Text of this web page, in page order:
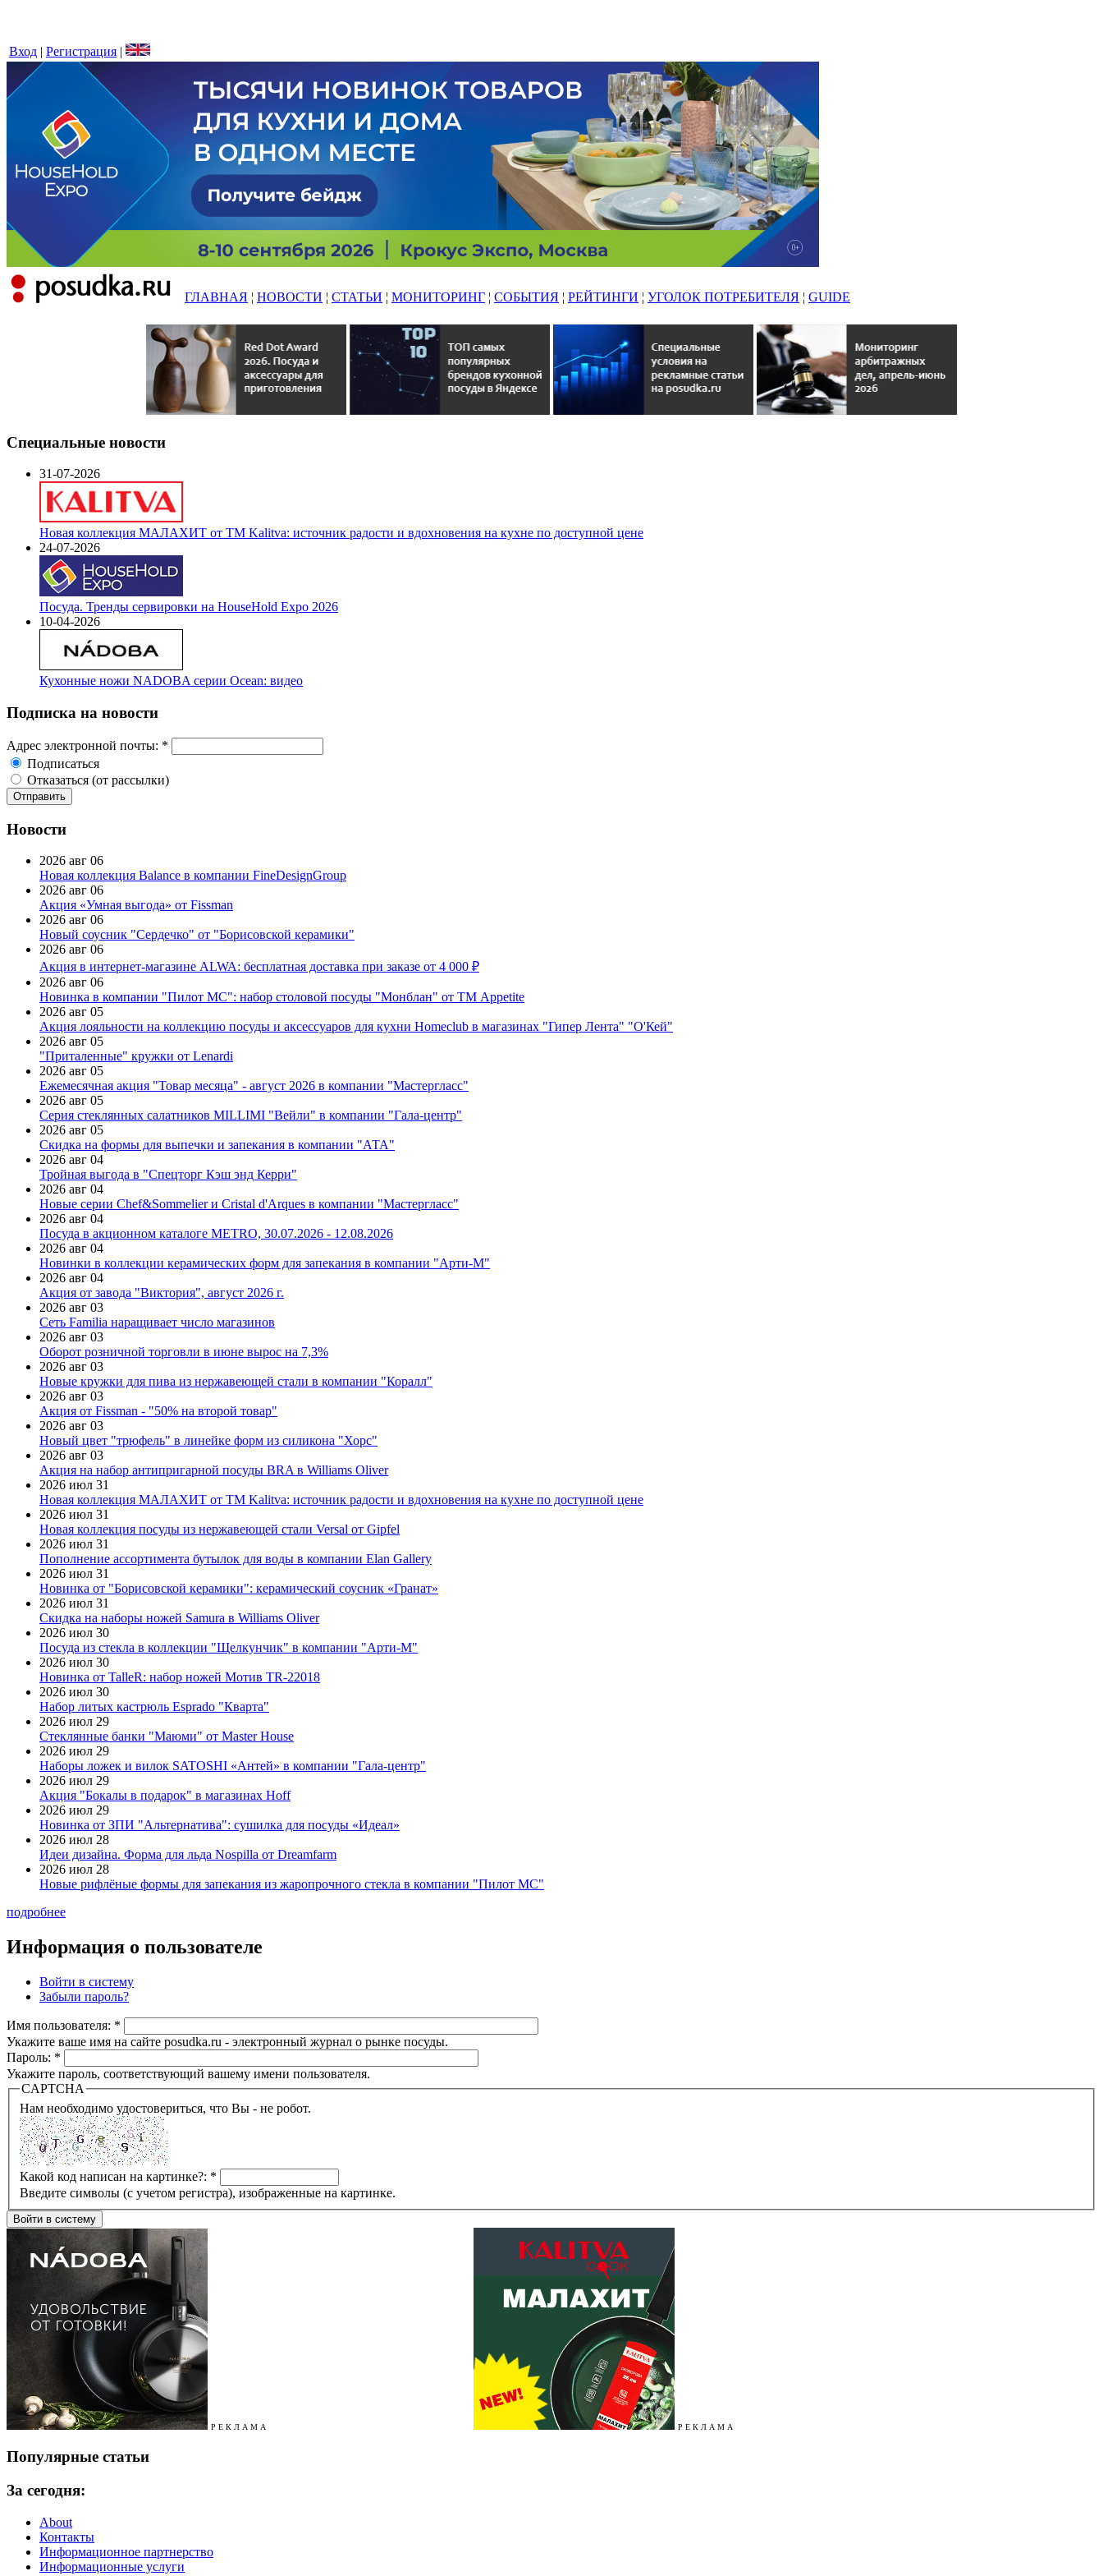
Вход | Регистрация |
ГЛАВНАЯ ¦ НОВОСТИ ¦ СТАТЬИ ¦ МОНИТОРИНГ ¦ СОБЫТИЯ ¦ РЕЙТИНГИ ¦ УГОЛОК ПОТРЕБИТЕЛЯ ¦ GUIDE
Специальные новости
31-07-2026
Новая коллекция МАЛАХИТ от ТМ Kalitva: источник радости и вдохновения на кухне по доступной цене
24-07-2026
Посуда. Тренды сервировки на HouseHold Expo 2026
10-04-2026
Кухонные ножи NADOBA серии Ocean: видео
Подписка на новости
Адрес электронной почты: *
Подписаться
Отказаться (от рассылки)
Новости
2026 авг 06
Новая коллекция Balance в компании FineDesignGroup
2026 авг 06
Акция «Умная выгода» от Fissman
2026 авг 06
Новый соусник "Сердечко" от "Борисовской керамики"
2026 авг 06
Акция в интернет-магазине ALWA: бесплатная доставка при заказе от 4 000 ₽
2026 авг 06
Новинка в компании "Пилот МС": набор столовой посуды "Монблан" от ТМ Appetite
2026 авг 05
Акция лояльности на коллекцию посуды и аксессуаров для кухни Homeclub в магазинах "Гипер Лента" "О'Кей"
2026 авг 05
"Приталенные" кружки от Lenardi
2026 авг 05
Ежемесячная акция "Товар месяца" - август 2026 в компании "Мастергласс"
2026 авг 05
Серия стеклянных салатников MILLIMI "Вейли" в компании "Гала-центр"
2026 авг 05
Скидка на формы для выпечки и запекания в компании "АТА"
2026 авг 04
Тройная выгода в "Спецторг Кэш энд Керри"
2026 авг 04
Новые серии Chef&Sommelier и Cristal d'Arques в компании "Мастергласс"
2026 авг 04
Посуда в акционном каталоге METRO, 30.07.2026 - 12.08.2026
2026 авг 04
Новинки в коллекции керамических форм для запекания в компании "Арти-М"
2026 авг 04
Акция от завода "Виктория", август 2026 г.
2026 авг 03
Сеть Familia наращивает число магазинов
2026 авг 03
Оборот розничной торговли в июне вырос на 7,3%
2026 авг 03
Новые кружки для пива из нержавеющей стали в компании "Коралл"
2026 авг 03
Акция от Fissman - "50% на второй товар"
2026 авг 03
Новый цвет "трюфель" в линейке форм из силикона "Хорс"
2026 авг 03
Акция на набор антипригарной посуды BRA в Williams Oliver
2026 июл 31
Новая коллекция МАЛАХИТ от ТМ Kalitva: источник радости и вдохновения на кухне по доступной цене
2026 июл 31
Новая коллекция посуды из нержавеющей стали Versal от Gipfel
2026 июл 31
Пополнение ассортимента бутылок для воды в компании Elan Gallery
2026 июл 31
Новинка от "Борисовской керамики": керамический соусник «Гранат»
2026 июл 31
Скидка на наборы ножей Samura в Williams Oliver
2026 июл 30
Посуда из стекла в коллекции "Щелкунчик" в компании "Арти-М"
2026 июл 30
Новинка от TalleR: набор ножей Мотив TR-22018
2026 июл 30
Набор литых кастрюль Esprado "Кварта"
2026 июл 29
Стеклянные банки "Маюми" от Master House
2026 июл 29
Наборы ложек и вилок SATOSHI «Антей» в компании "Гала-центр"
2026 июл 29
Акция "Бокалы в подарок" в магазинах Hoff
2026 июл 29
Новинка от ЗПИ "Альтернатива": сушилка для посуды «Идеал»
2026 июл 28
Идеи дизайна. Форма для льда Nospilla от Dreamfarm
2026 июл 28
Новые рифлёные формы для запекания из жаропрочного стекла в компании "Пилот МС"
подробнее
Информация о пользователе
Войти в систему
Забыли пароль?
Имя пользователя: *
Укажите ваше имя на сайте posudka.ru - электронный журнал о рынке посуды.
Пароль: *
Укажите пароль, соответствующий вашему имени пользователя.
CAPTCHA
Нам необходимо удостовериться, что Вы - не робот.
Какой код написан на картинке?: *
Введите символы (с учетом регистра), изображенные на картинке.
Р Е К Л А М А Р Е К Л А М А
Популярные статьи
За сегодня:
About
Контакты
Информационное партнерство
Информационные услуги